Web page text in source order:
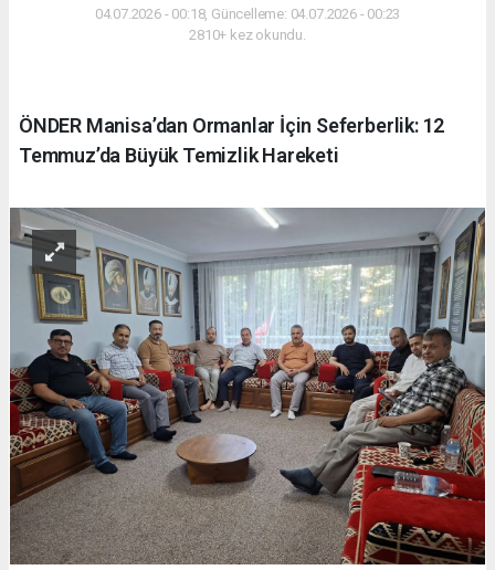
04.07.2026 - 00:18, Güncelleme: 04.07.2026 - 00:23
2810+ kez okundu.
ÖNDER Manisa’dan Ormanlar İçin Seferberlik: 12
Temmuz’da Büyük Temizlik Hareketi